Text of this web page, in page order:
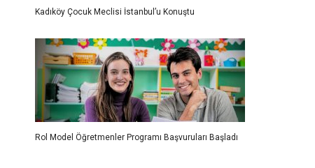
Kadıköy Çocuk Meclisi İstanbul’u Konuştu
Rol Model Öğretmenler Programı Başvuruları Başladı